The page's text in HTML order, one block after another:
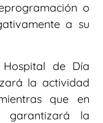
o
a su
de Día
la actividad
que en
garantizará la